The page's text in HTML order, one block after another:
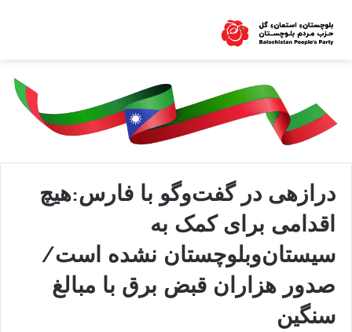
درازهی در گفت‌وگو با فارس:هیچ
اقدامی برای کمک به
سیستان‌وبلوچستان نشده است/
صدور هزاران قبض برق با مبالغ
سنگین